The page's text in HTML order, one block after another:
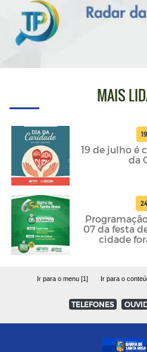
MAIS
19 de julho é
da
07 da festa
cidade
Ir para o menu [1] Ir para o
TELEFONES